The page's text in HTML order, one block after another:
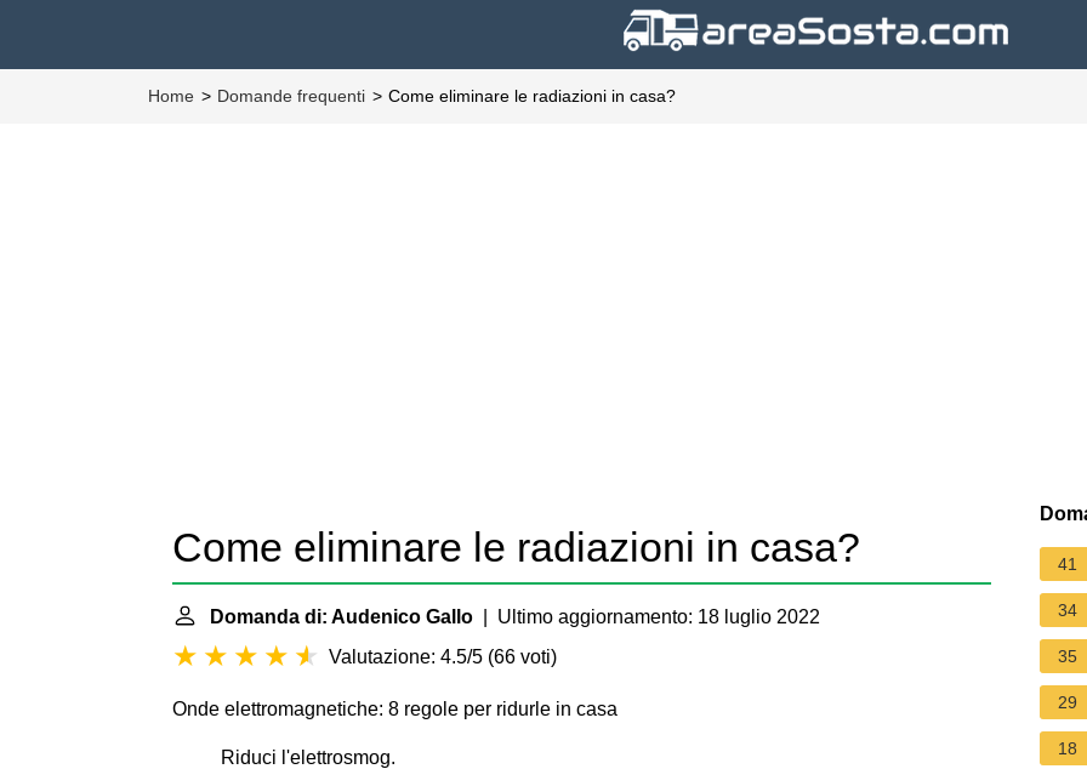
Home Domande frequenti Come eliminare le radiazioni in casa?
Come eliminare le radiazioni in casa?
Domanda di: Audenico Gallo | Ultimo aggiornamento: 18 luglio 2022
Valutazione: 4.5/5 (66 voti)
Onde elettromagnetiche: 8 regole per ridurle in casa
Riduci l'elettrosmog.
41
34
35
29
18